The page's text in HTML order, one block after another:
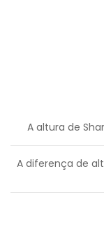
A altura de
A diferença de